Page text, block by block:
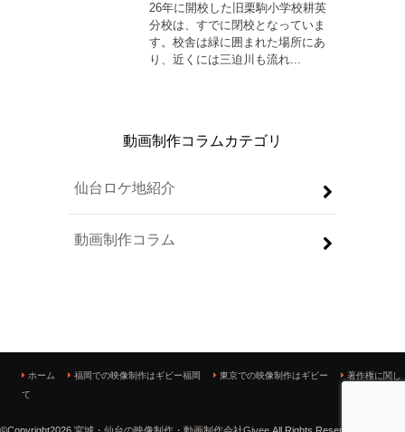
動画制作コラムカテゴリ
仙台ロケ地紹介
動画制作コラム
ホーム 福岡での映像制作はギビー福岡 東京での映像制作はギビー
著作権に関し
て